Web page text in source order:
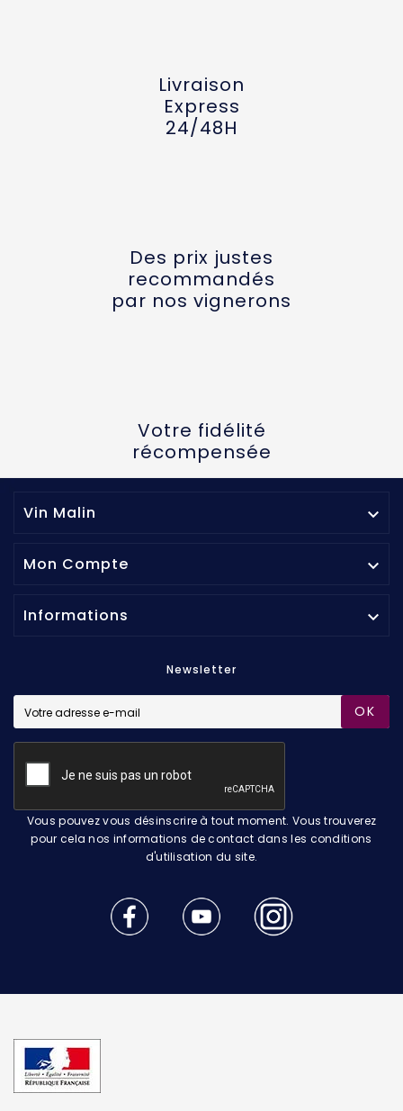
Livraison
Express
24/48H
Des prix justes
recommandés
par nos vignerons
Votre fidélité
récompensée
Vin Malin 
Mon Compte 
Informations 
Newsletter
OK
Vous pouvez vous désinscrire à tout moment. Vous trouverez
pour cela nos informations de contact dans les conditions
d'utilisation du site.